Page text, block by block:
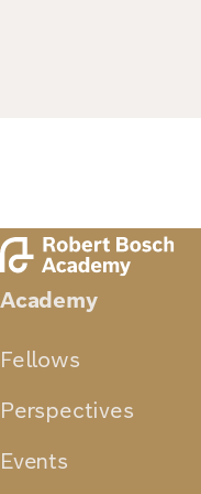
Academy
Fellows
Perspectives
Events